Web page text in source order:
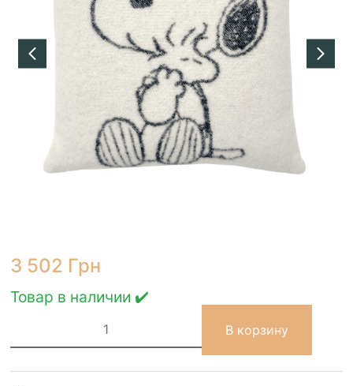
3 502 Грн
Товар в наличии ✔️
Подушка
Deux
В корзину